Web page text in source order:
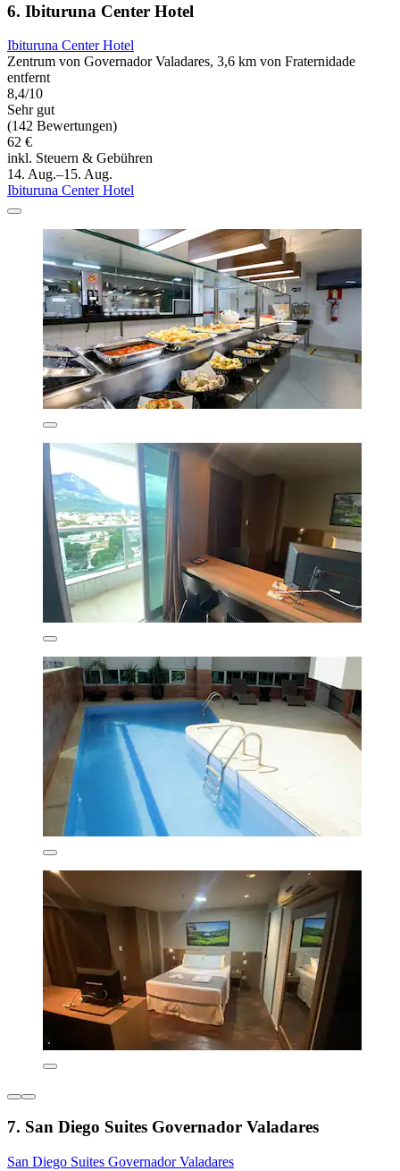
6. Ibituruna Center Hotel
Ibituruna Center Hotel
Zentrum von Governador Valadares, 3,6 km von Fraternidade
entfernt
8,4/10
Sehr gut
(142 Bewertungen)
62 €
inkl. Steuern & Gebühren
14. Aug.–15. Aug.
Ibituruna Center Hotel
7. San Diego Suites Governador Valadares
San Diego Suites Governador Valadares